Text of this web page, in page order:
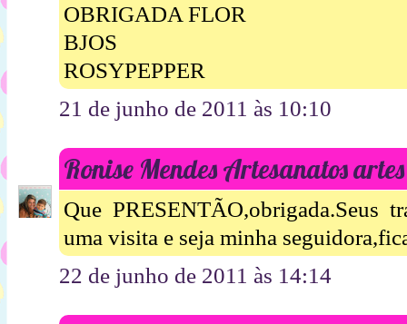
OBRIGADA FLOR
BJOS
ROSYPEPPER
21 de junho de 2011 às 10:10
Ronise Mendes Artesanatos
Que PRESENTÃO,obrigada.Seus
uma visita e seja minha
22 de junho de 2011 às 14:14